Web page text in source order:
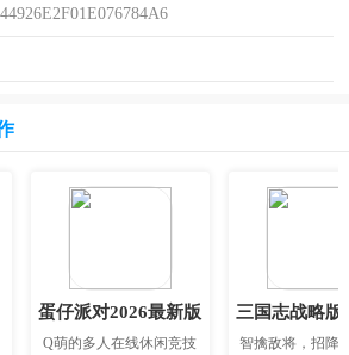
蛋仔派对2026最新版
Q萌的多人在线休闲竞技
智擒敌将，招降